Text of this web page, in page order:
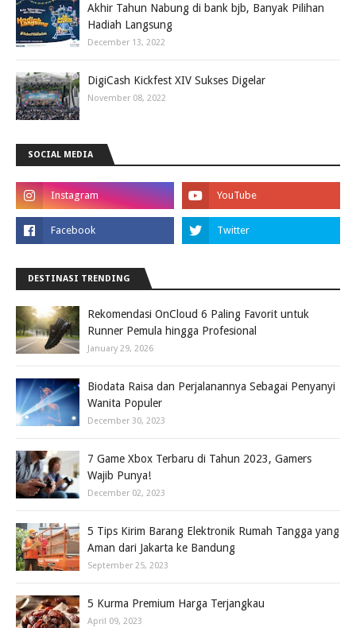
Akhir Tahun Nabung di bank bjb, Banyak Pilihan
Hadiah Langsung
December 13, 2022
DigiCash Kickfest XIV Sukses Digelar
November 08, 2022
SOCIAL MEDIA
DESTINASI TRENDING
Rekomendasi OnCloud 6 Paling Favorit untuk
Runner Pemula hingga Profesional
January 29, 2026
Biodata Raisa dan Perjalanannya Sebagai Penyanyi
Wanita Populer
December 30, 2023
7 Game Xbox Terbaru di Tahun 2023, Gamers
Wajib Punya!
December 02, 2023
5 Tips Kirim Barang Elektronik Rumah Tangga yang
Aman dari Jakarta ke Bandung
September 25, 2023
5 Kurma Premium Harga Terjangkau
April 09, 2023